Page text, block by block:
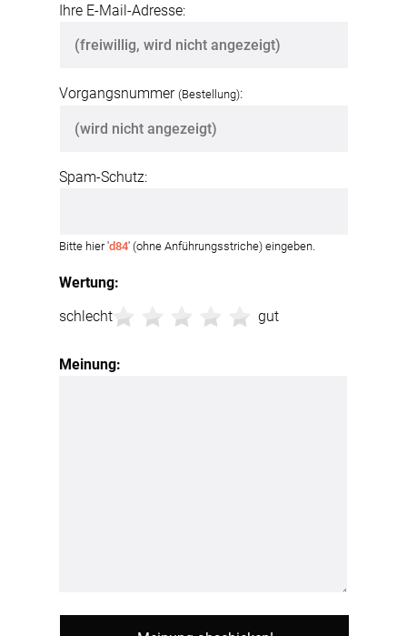
Wertung:
schlecht
gut
Meinung:
Ihre E-Mail-Adresse:
Vorgangsnummer (Bestellung):
Spam-Schutz:
Bitte hier 'd84' (ohne Anführungsstriche) eingeben.